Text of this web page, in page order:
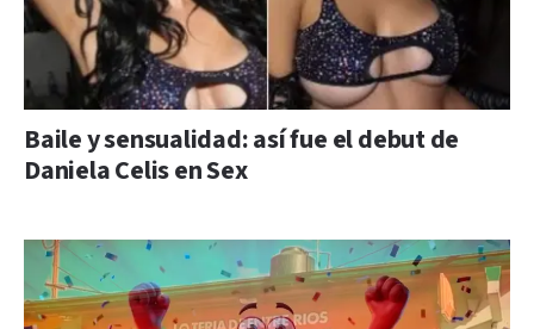
Baile y sensualidad: así fue el debut de
Daniela Celis en Sex